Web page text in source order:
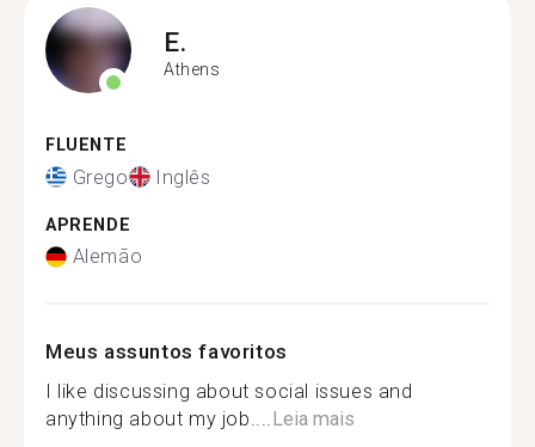
E.
Athens
FLUENTE
Grego Inglês
APRENDE
Alemão
Meus assuntos favoritos
I like discussing about social issues and
anything about my job....Leia mais